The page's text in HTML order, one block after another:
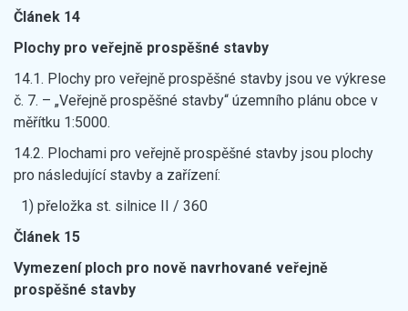
Článek 14
Plochy pro veřejně prospěšné stavby
14.1. Plochy pro veřejně prospěšné stavby jsou ve výkrese
č. 7. – „Veřejně prospěšné stavby“ územního plánu obce v
měřítku 1:5000.
14.2. Plochami pro veřejně prospěšné stavby jsou plochy
pro následující stavby a zařízení:
1) přeložka st. silnice II / 360
Článek 15
Vymezení ploch pro nově navrhované veřejně
prospěšné stavby